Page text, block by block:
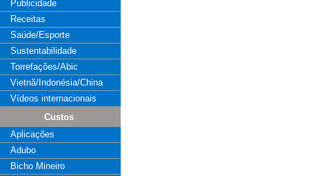
Publicidade
Receitas
Saúde/Esporte
Sustentabilidade
Torrefações/Abic
Vietnã/Indonésia/China
Vídeos internacionais
Custos
Aplicações
Adubo
Bicho Mineiro